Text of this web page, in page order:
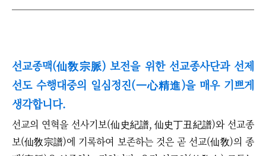
선교종맥(仙敎宗脈) 보전을 위한 선교종사단과 선제
선도 수행대중의 일심정진(一心精進)을 매우 기쁘게
생각합니다.
선교의 연혁을 선사기보(仙史紀譜, 仙史丁丑紀譜)와 선교종
보(仙敎宗譜)에 기록하여 보존하는 것은 곧 선교(仙敎)의 종